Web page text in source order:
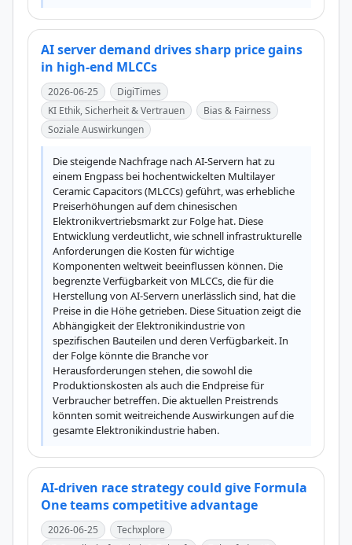
AI server demand drives sharp price gains
in high-end MLCCs
2026-06-25
DigiTimes
KI Ethik, Sicherheit & Vertrauen
Bias & Fairness
Soziale Auswirkungen
Die steigende Nachfrage nach AI-Servern hat zu
einem Engpass bei hochentwickelten Multilayer
Ceramic Capacitors (MLCCs) geführt, was erhebliche
Preiserhöhungen auf dem chinesischen
Elektronikvertriebsmarkt zur Folge hat. Diese
Entwicklung verdeutlicht, wie schnell infrastrukturelle
Anforderungen die Kosten für wichtige
Komponenten weltweit beeinflussen können. Die
begrenzte Verfügbarkeit von MLCCs, die für die
Herstellung von AI-Servern unerlässlich sind, hat die
Preise in die Höhe getrieben. Diese Situation zeigt die
Abhängigkeit der Elektronikindustrie von
spezifischen Bauteilen und deren Verfügbarkeit. In
der Folge könnte die Branche vor
Herausforderungen stehen, die sowohl die
Produktionskosten als auch die Endpreise für
Verbraucher betreffen. Die aktuellen Preistrends
könnten somit weitreichende Auswirkungen auf die
gesamte Elektronikindustrie haben.
AI-driven race strategy could give Formula
One teams competitive advantage
2026-06-25
Techxplore